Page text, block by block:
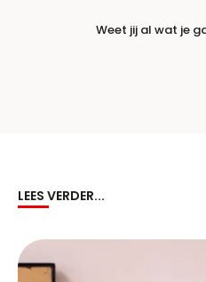
Weet jij al wat je
LEES VERDER...